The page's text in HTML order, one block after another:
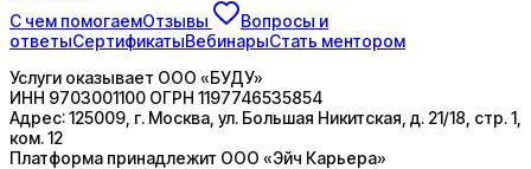
С чем помогаемОтзывы
Вопросы и
ответыСертификатыВебинарыСтать ментором
Услуги оказывает ООО «БУДУ»
ИНН 9703001100 ОГРН 1197746535854
Адрес:125009, г. Москва, ул. Большая Никитская, д. 21/18, стр. 1,
ком. 12
Платформа принадлежит ООО «Эйч Карьера»